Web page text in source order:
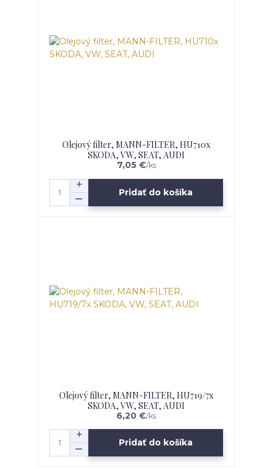
Olejový filter, MANN-FILTER, HU710x
SKODA, VW, SEAT, AUDI
7,05 €/ks
Pridať do košíka
Olejový filter, MANN-FILTER, HU719/7x
SKODA, VW, SEAT, AUDI
6,20 €/ks
Pridať do košíka